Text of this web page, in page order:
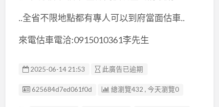
..全省不限地點都有專人可以到府當面估車..
來電估車電洽:0915010361李先生
2025-06-14 21:53 此廣告已逾期
廣告编號
625684d7ed061f0d 總瀏覽432 , 今天瀏覽0